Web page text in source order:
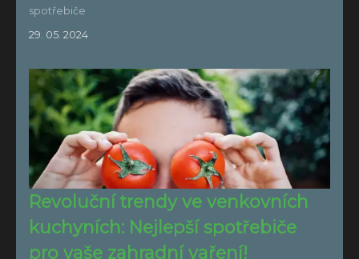
spotřebiče
29. 05. 2024
Revoluční trendy ve venkovních
kuchyních: Nejlepší spotřebiče
pro vaše zahradní vaření!